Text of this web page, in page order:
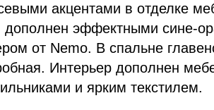
акцентами в отделке
дополнен эффектными сине-
от Nemo. В спальне
Интерьер дополнен
и ярким текстилем.